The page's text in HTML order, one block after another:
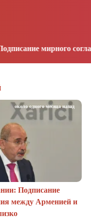
Арменией и
Подписание
между Арменией и
около одного месяца назад